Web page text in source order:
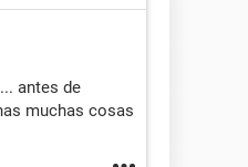
antes de
muchas cosas